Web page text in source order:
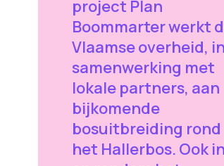
project Plan
Boommarter werkt
Vlaamse overheid, in
samenwerking met
lokale partners, aan
bijkomende
bosuitbreiding rond
het Hallerbos. Ook in